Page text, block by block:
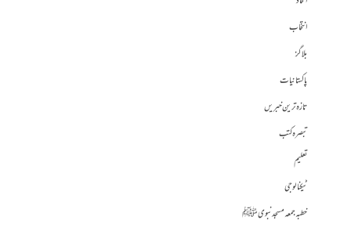
انتخاب
بلاگز
پاکستانیات
تازہ ترین خبریں
تبصرہ کتب
تعلیم
ٹیکنالوجی
خطبہ جمعہ مسجد نبوی ﷺ